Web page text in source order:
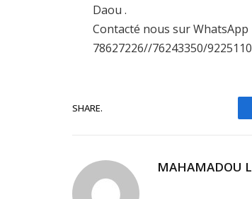
Daou .
Contacté nous sur
78627226//76243350/
SHARE.
MAHAMADOU